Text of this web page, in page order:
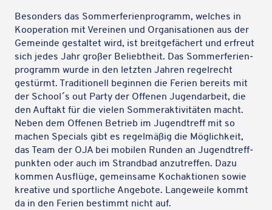
Beson­ders das Sommer­fe­ri­en­pro­gramm, welches in
Koope­ra­tion mit Verei­nen und Orga­ni­sa­tio­nen aus der
Gemeinde gestal­tet wird, ist breit­ge­fä­chert und erfreut
sich jedes Jahr großer Beliebt­heit. Das Sommer­fe­ri­en­
pro­gramm wurde in den letzten Jahren regel­recht
gestürmt. Tradi­tio­nell begin­nen die Ferien bereits mit
der School´s out Party der Offenen Jugend­ar­beit, die
den Auftakt für die vielen Sommer­ak­ti­vi­tä­ten macht.
Neben dem Offenen Betrieb im Jugend­treff mit so
machen Specials gibt es regel­mä­ßig die Möglich­keit,
das Team der OJA bei mobilen Runden an Jugend­treff­
punk­ten oder auch im Strand­bad anzu­tref­fen. Dazu
kommen Ausflüge, gemein­same Koch­ak­tio­nen sowie
krea­tive und sport­li­che Ange­bote. Lange­weile kommt
da in den Ferien bestimmt nicht auf.